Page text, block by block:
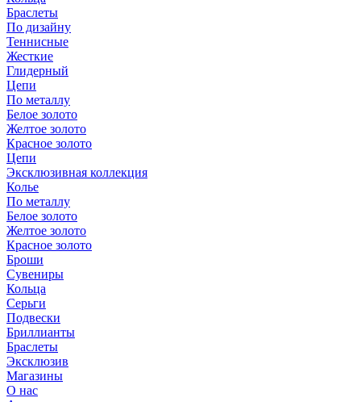
Браслеты
По дизайну
Теннисные
Жесткие
Глидерный
Цепи
По металлу
Белое золото
Желтое золото
Красное золото
Цепи
Эксклюзивная коллекция
Колье
По металлу
Белое золото
Желтое золото
Красное золото
Броши
Сувениры
Кольца
Серьги
Подвески
Бриллианты
Браслеты
Эксклюзив
Магазины
О нас